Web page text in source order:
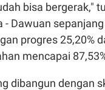
bisa bergerak,"
- Dawuan
progres 25,20%
mencapai
dibangun dengan